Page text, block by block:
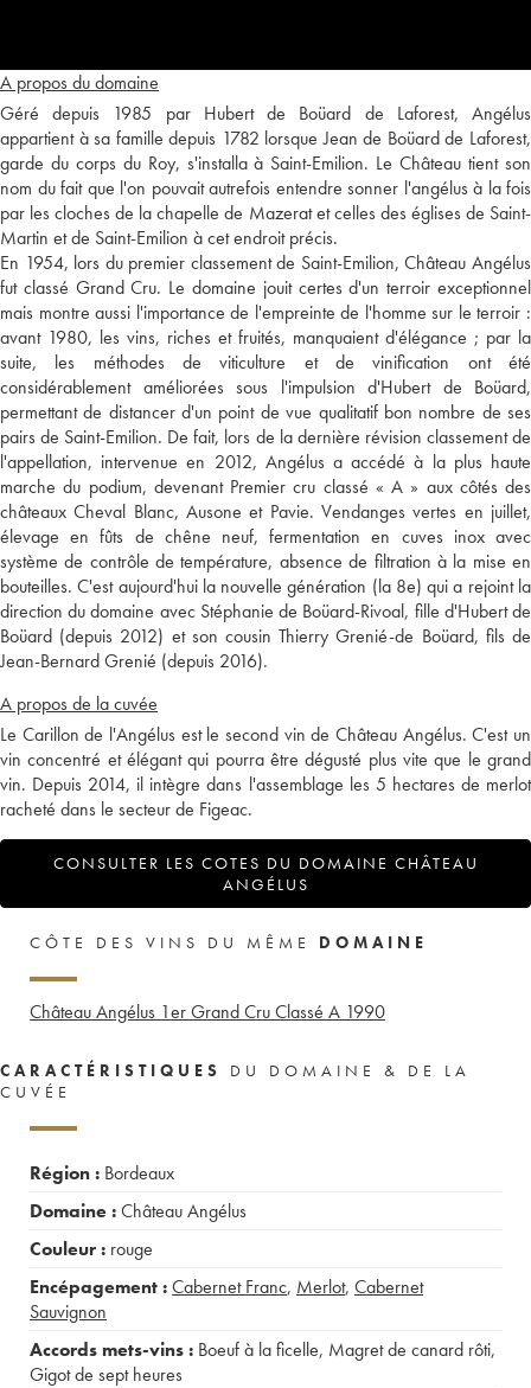
A propos du domaine
Géré depuis 1985 par Hubert de Boüard de Laforest, Angélus
appartient à sa famille depuis 1782 lorsque Jean de Boüard de Laforest,
garde du corps du Roy, s'installa à Saint-Emilion. Le Château tient son
nom du fait que l'on pouvait autrefois entendre sonner l'angélus à la fois
par les cloches de la chapelle de Mazerat et celles des églises de Saint-
Martin et de Saint-Emilion à cet endroit précis.
En 1954, lors du premier classement de Saint-Emilion, Château Angélus
fut classé Grand Cru. Le domaine jouit certes d'un terroir exceptionnel
mais montre aussi l'importance de l'empreinte de l'homme sur le terroir :
avant 1980, les vins, riches et fruités, manquaient d'élégance ; par la
suite, les méthodes de viticulture et de vinification ont été
considérablement améliorées sous l'impulsion d'Hubert de Boüard,
permettant de distancer d'un point de vue qualitatif bon nombre de ses
pairs de Saint-Emilion. De fait, lors de la dernière révision classement de
l'appellation, intervenue en 2012, Angélus a accédé à la plus haute
marche du podium, devenant Premier cru classé « A » aux côtés des
châteaux Cheval Blanc, Ausone et Pavie. Vendanges vertes en juillet,
élevage en fûts de chêne neuf, fermentation en cuves inox avec
système de contrôle de température, absence de filtration à la mise en
bouteilles. C'est aujourd'hui la nouvelle génération (la 8e) qui a rejoint la
direction du domaine avec Stéphanie de Boüard-Rivoal, fille d'Hubert de
Boüard (depuis 2012) et son cousin Thierry Grenié-de Boüard, fils de
Jean-Bernard Grenié (depuis 2016).
A propos de la cuvée
Le Carillon de l'Angélus est le second vin de Château Angélus. C'est un
vin concentré et élégant qui pourra être dégusté plus vite que le grand
vin. Depuis 2014, il intègre dans l'assemblage les 5 hectares de merlot
racheté dans le secteur de Figeac.
CONSULTER LES COTES DU DOMAINE CHÂTEAU
ANGÉLUS
CÔTE DES VINS DU MÊME DOMAINE
Château Angélus 1er Grand Cru Classé A 1990
CARACTÉRISTIQUES
DU DOMAINE & DE LA
CUVÉE
Région : Bordeaux
Domaine :Château Angélus
Couleur : rouge
Encépagement :Cabernet Franc, Merlot, Cabernet
Sauvignon
Accords mets-vins : Boeuf à la ficelle, Magret de canard rôti,
Gigot de sept heures